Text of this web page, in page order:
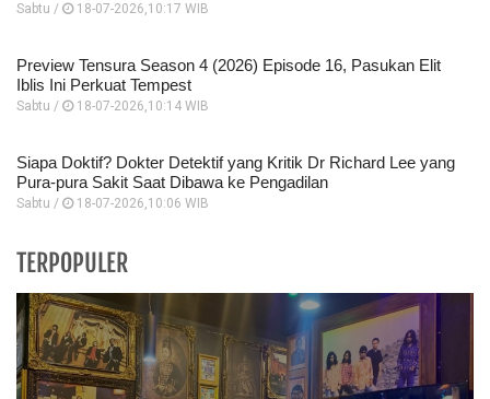
Sabtu / 18-07-2026,10:17 WIB
Preview Tensura Season 4 (2026) Episode 16, Pasukan Elit
Iblis Ini Perkuat Tempest
Sabtu / 18-07-2026,10:14 WIB
Siapa Doktif? Dokter Detektif yang Kritik Dr Richard Lee yang
Pura-pura Sakit Saat Dibawa ke Pengadilan
Sabtu / 18-07-2026,10:06 WIB
TERPOPULER